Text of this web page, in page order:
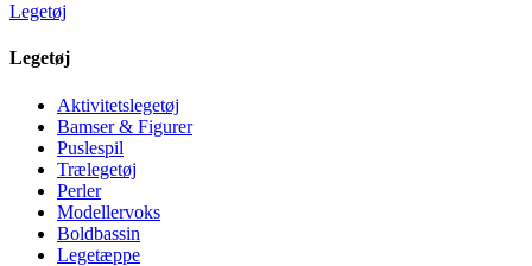
Legetøj
Legetøj
Aktivitetslegetøj
Bamser & Figurer
Puslespil
Trælegetøj
Perler
Modellervoks
Boldbassin
Legetæppe